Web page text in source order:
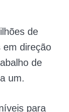
de
em direção
de
um.
para